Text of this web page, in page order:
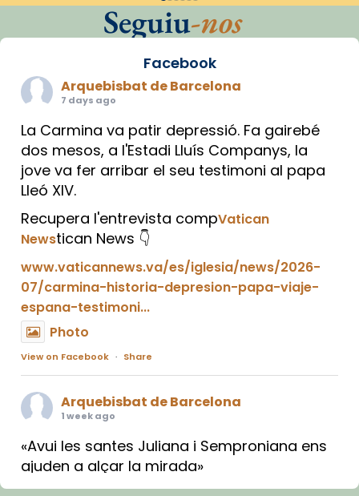
Seguiu-nos
Facebook
Arquebisbat de Barcelona
7 days ago
La Carmina va patir depressió. Fa gairebé
dos mesos, a l'Estadi Lluís Companys, la
jove va fer arribar el seu testimoni al papa
Lleó XIV.
Recupera l'entrevista compVatican
Newstican News 👇
www.vaticannews.va/es/iglesia/news/2026-
07/carmina-historia-depresion-papa-viaje-
espana-testimoni...
Photo
View on Facebook · Share
Arquebisbat de Barcelona
1 week ago
«Avui les santes Juliana i Semproniana ens
ajuden a alçar la mirada»